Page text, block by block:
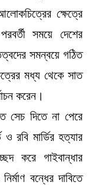
ক্ষেত্রে
সময়ে দেশের
সমন্বয়ে গঠিত
মধ্য থেকে সাত
করেন।
সেচ দিতে না পেরে
রবি মার্ডির হত্যার
করে গাইবান্ধার
বন্ধের দাবিতে